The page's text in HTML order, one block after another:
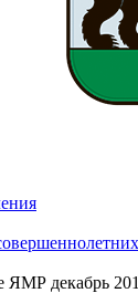
ЯМР декабрь